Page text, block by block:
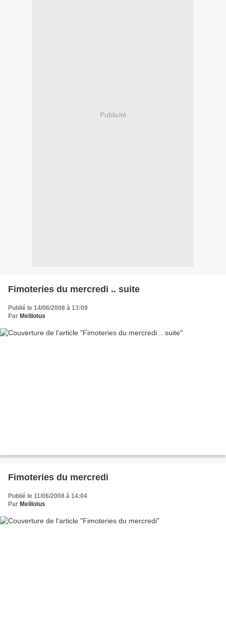
Publicité
Fimoteries du mercredi .. suite
Publié le 14/06/2008 à 13:09
Par Melilotus
Fimoteries du mercredi
Publié le 11/06/2008 à 14:04
Par Melilotus